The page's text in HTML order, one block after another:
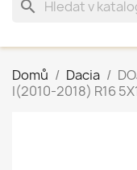
search
Domů Dacia
I(2010-2018) R16